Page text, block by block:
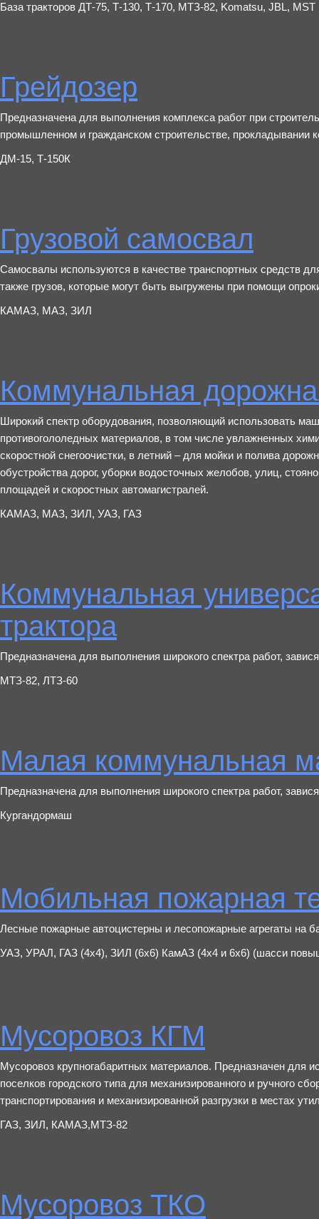
База тракторов ДТ-75, Т-130, Т-170, МТЗ-82, Komatsu, JBL, MST
Грейдозер
Предназначена для выполнения комплекса работ при
промышленном и гражданском строительстве, прокладывании
ДМ-15, Т-150К
Грузовой самосвал
Самосвалы используются в качестве транспортных средств
также грузов, которые могут быть выгружены при помощи
КАМАЗ, МАЗ, ЗИЛ
Коммунальная
Широкий спектр оборудования, позволяющий использовать
противогололедных материалов, в том числе увлажненных
скоростной снегоочистки, в летний – для мойки и полива
обустройства дорог, уборки водосточных желобов, улиц,
площадей и скоростных автомагистралей.
КАМАЗ, МАЗ, ЗИЛ, УАЗ, ГАЗ
Коммунальная
трактора
Предназначена для выполнения широкого спектра работ,
МТЗ-82, ЛТЗ-60
Малая коммунальная
Предназначена для выполнения широкого спектра работ,
Кургандормаш
Мобильная пожарная
Лесные пожарные автоцистерны и лесопожарные агрегаты на
УАЗ, УРАЛ, ГАЗ (4х4), ЗИЛ (6х6) КамАЗ (4х4 и 6х6) (шасси
Мусоровоз КГМ
Мусоровоз крупногабаритных материалов. Предназначен для
поселков городского типа для механизированного и ручного
транспортирования и механизированной разгрузки в местах
ГАЗ, ЗИЛ, КАМАЗ,МТЗ-82
Мусоровоз ТКО